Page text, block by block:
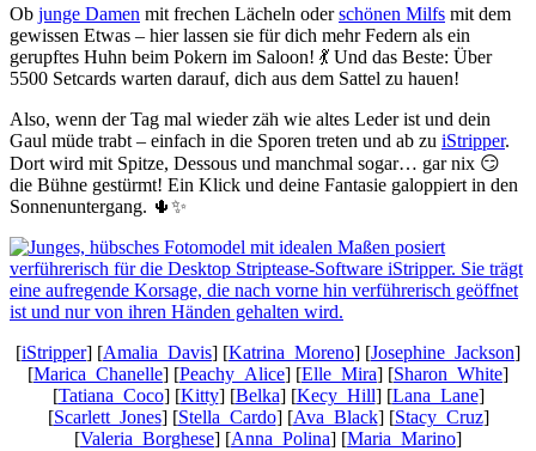
Ob junge Damen mit frechen Lächeln oderschönen Milfs mit dem
gewissen Etwas – hier lassen sie für dich mehr Federn als ein
gerupftes Huhn beim Pokern im Saloon! 💃 Und das Beste: Über
5500 Setcards warten darauf, dich aus dem Sattel zu hauen!
Also, wenn der Tag mal wieder zäh wie altes Leder ist und dein
Gaul müde trabt – einfach in die Sporen treten und ab zu iStripper.
Dort wird mit Spitze, Dessous und manchmal sogar… gar nix 😏
die Bühne gestürmt! Ein Klick und deine Fantasie galoppiert in den
Sonnenuntergang. 🌵✨
[iStripper] [Amalia_Davis] [Katrina_Moreno] [Josephine_Jackson]
[Marica_Chanelle] [Peachy_Alice] [Elle_Mira] [Sharon_White]
[Tatiana_Coco] [Kitty] [Belka] [Kecy_Hill] [Lana_Lane]
[Scarlett_Jones] [Stella_Cardo] [Ava_Black] [Stacy_Cruz]
[Valeria_Borghese] [Anna_Polina] [Maria_Marino]